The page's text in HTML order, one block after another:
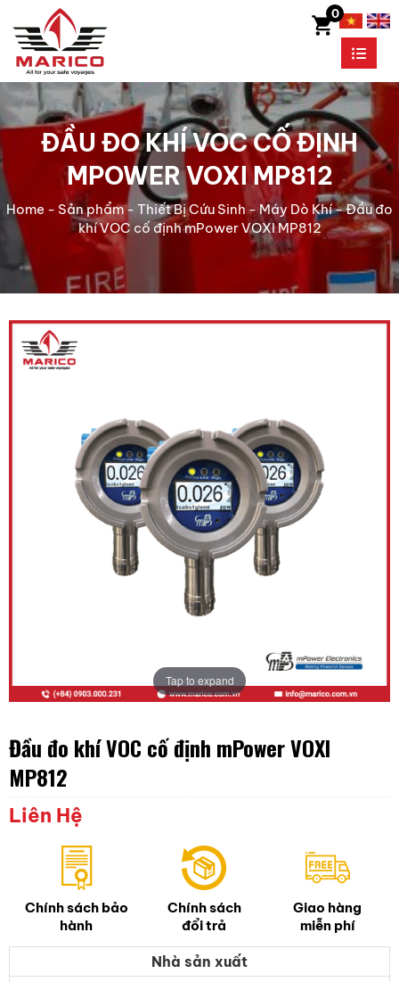
0
ĐẦU ĐO KHÍ VOC CỐ ĐỊNH
MPOWER VOXI MP812
Home - Sản phẩm- Thiết Bị Cứu Sinh -Máy Dò Khí-Đầu đo
khí VOC cố định mPower VOXI MP812
Tap to expand
Đầu đo khí VOC cố định mPower VOXI
MP812
Liên Hệ
Chính sách bảo
hành
Chính sách
đổi trả
Giao hàng
miễn phí
Nhà sản xuất